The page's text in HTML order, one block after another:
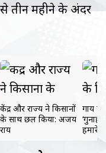
से तीन महीने के अंदर
पीएम मोदी ने कहा-
विपक्ष के ‘सिलेबस’ में
सिर्फ माफियावाद और
Next